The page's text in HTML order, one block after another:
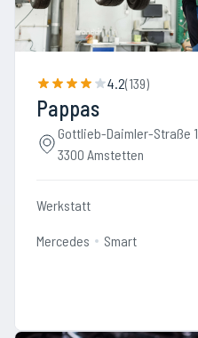
4.2(139)
Pappas
Gottlieb-Daimler-Straße 1
3300 Amstetten
Werkstatt
Mercedes Smart